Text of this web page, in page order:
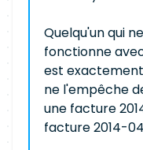
Quelqu'un qui
fonctionne
est
ne l'empêche
une facture
facture 2014-